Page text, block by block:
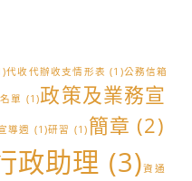
代收代辦收支情形表 (1)公務信箱
單 (1)政策及業務宣
導週 (1)研習 (1) 簡章 (2)
政助理 (3)資通